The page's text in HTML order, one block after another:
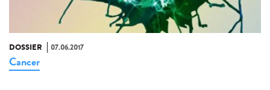
DOSSIER 07.06.2017
Cancer